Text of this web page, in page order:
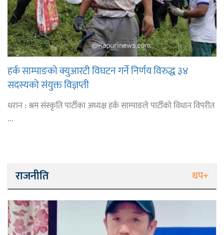
हर्क साम्पाङको क्युआरटी विघटन गर्ने निर्णय विरुद्ध ३४
सदस्यको संयुक्त विज्ञप्ती
धरान : श्रम संस्कृति पार्टीका अध्यक्ष हर्क साम्पाङले पार्टीको विधान विपरीत
...
राजनीति थप+